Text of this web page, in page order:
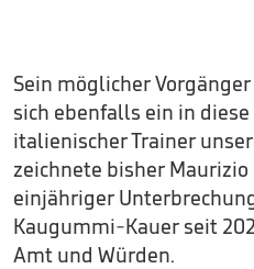
Sein möglicher
sich ebenfalls ein in
italienischer Trainer
zeichnete bisher
einjähriger
Kaugummi-Kauer seit
Amt und Würden.